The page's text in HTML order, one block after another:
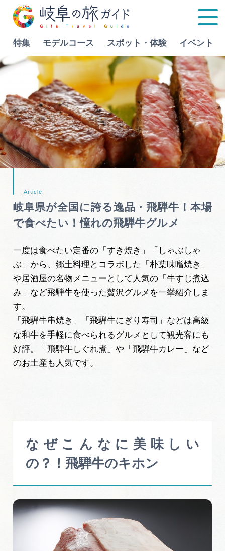
特集 モデルコース スポット・体験 イベント
特集
モデルコース
スポット・体験
イベント
グルメ
旅の予約
アクセス
インフォメーション
ぎふ旅レポーター記事
早わかり岐阜
岐阜県まるごと観光エリアガイド
旅行会社・観光事業者の皆様へ
Language
行きたいリストを見る
岐阜県が全国に誇る逸品・飛騨牛！本場
で食べたい！憧れの飛騨牛グルメ
一度は食べたい定番の「すき焼き」「しゃぶしゃ
ぶ」から、郷土料理とコラボした「朴葉味噌焼き」
や居酒屋の名物メニューとして人気の「牛すじ煮込
み」など飛騨牛を使った贅沢グルメを一挙紹介しま
す。
「飛騨牛串焼き」「飛騨牛にぎり寿司」などは高級
な和牛を手軽に食べられるグルメとして観光客にも
好評。「飛騨牛しぐれ煮」や「飛騨牛カレー」など
のお土産も人気です。
なぜこんなに美味しい
の？！飛騨牛のキホン